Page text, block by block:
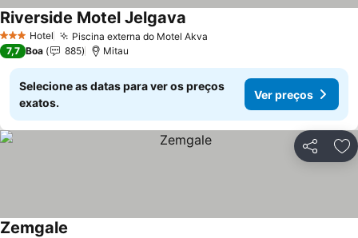
3 EstrelasHotel Piscina externa do Motel Akva
Riverside Motel Jelgava
7,7 Boa 885 Mitau
Selecione as datas para ver os preços
exatos.
Ver preços
Partilhar
Zemgale